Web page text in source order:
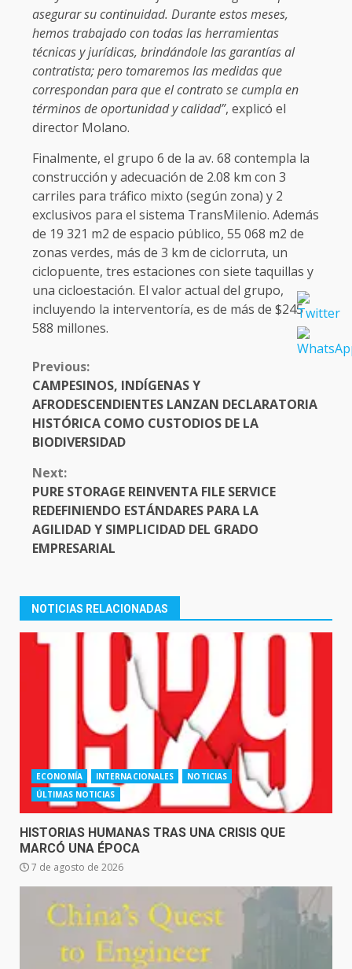
asegurar su continuidad. Durante estos meses,
hemos trabajado con todas las herramientas
técnicas y jurídicas, brindándole las garantías al
contratista; pero tomaremos las medidas que
correspondan para que el contrato se cumpla en
términos de oportunidad y calidad”, explicó el
director Molano.
Finalmente, el grupo 6 de la av. 68 contempla la
construcción y adecuación de 2.08 km con 3
carriles para tráfico mixto (según zona) y 2
exclusivos para el sistema TransMilenio. Además
de 19 321 m2 de espacio público, 55 068 m2 de
zonas verdes, más de 3 km de ciclorruta, un
ciclopuente, tres estaciones con siete taquillas y
una cicloestación. El valor actual del grupo,
incluyendo la interventoría, es de más de $245
588 millones.
CONTINUE
READING
Previous:
CAMPESINOS, INDÍGENAS Y
AFRODESCENDIENTES LANZAN DECLARATORIA
HISTÓRICA COMO CUSTODIOS DE LA
BIODIVERSIDAD
Next:
PURE STORAGE REINVENTA FILE SERVICE
REDEFINIENDO ESTÁNDARES PARA LA
AGILIDAD Y SIMPLICIDAD DEL GRADO
EMPRESARIAL
NOTICIAS RELACIONADAS
ECONOMÍA INTERNACIONALES
NOTICIAS
ÚLTIMAS NOTICIAS
HISTORIAS HUMANAS TRAS UNA CRISIS QUE
MARCÓ UNA ÉPOCA
7 de agosto de 2026